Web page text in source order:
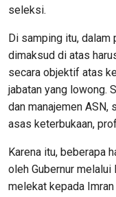
seleksi.
Di samping itu, dalam
dimaksud di atas
secara objektif atas
jabatan yang lowong.
dan manajemen ASN,
asas keterbukaan,
Karena itu, beberapa
oleh Gubernur melalui
melekat kepada